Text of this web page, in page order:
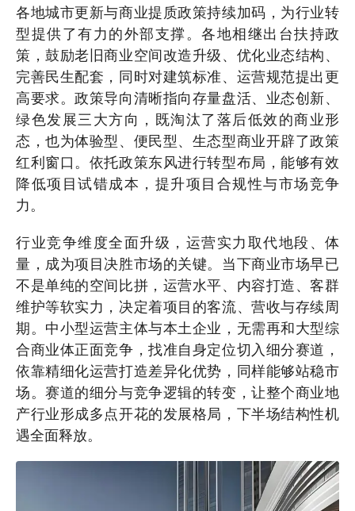
各地城市更新与商业提质政策持续加码，为行业转
型提供了有力的外部支撑。各地相继出台扶持政
策，鼓励老旧商业空间改造升级、优化业态结构、
完善民生配套，同时对建筑标准、运营规范提出更
高要求。政策导向清晰指向存量盘活、业态创新、
绿色发展三大方向，既淘汰了落后低效的商业形
态，也为体验型、便民型、生态型商业开辟了政策
红利窗口。依托政策东风进行转型布局，能够有效
降低项目试错成本，提升项目合规性与市场竞争
力。
行业竞争维度全面升级，运营实力取代地段、体
量，成为项目决胜市场的关键。当下商业市场早已
不是单纯的空间比拼，运营水平、内容打造、客群
维护等软实力，决定着项目的客流、营收与存续周
期。中小型运营主体与本土企业，无需再和大型综
合商业体正面竞争，找准自身定位切入细分赛道，
依靠精细化运营打造差异化优势，同样能够站稳市
场。赛道的细分与竞争逻辑的转变，让整个商业地
产行业形成多点开花的发展格局，下半场结构性机
遇全面释放。